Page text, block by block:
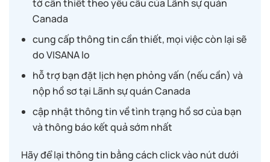
tờ cần thiết theo yêu cầu của Lãnh sự quán
Canada
cung cấp thông tin cần thiết, mọi việc còn lại sẽ
do VISANA lo
hỗ trợ bạn đặt lịch hẹn phỏng vấn (nếu cần) và
nộp hồ sơ tại Lãnh sự quán Canada
cập nhật thông tin về tình trạng hồ sơ của bạn
và thông báo kết quả sớm nhất
Hãy để lại thông tin bằng cách click vào nút dưới